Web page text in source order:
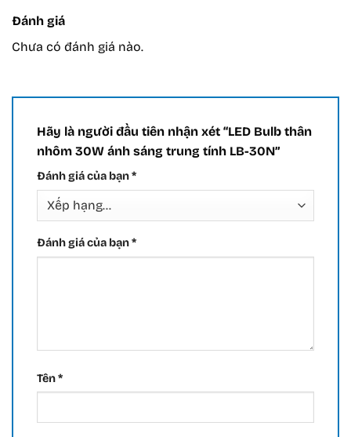
Đánh giá
Chưa có đánh giá nào.
Hãy là người đầu tiên nhận xét “LED Bulb thân
nhôm 30W ánh sáng trung tính LB-30N”
Đánh giá của bạn*
Đánh giá của bạn*
Tên*